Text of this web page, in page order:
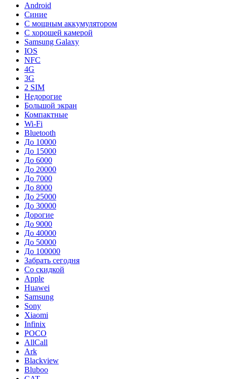
Android
Синие
С мощным аккумулятором
С хорошей камерой
Samsung Galaxy
IOS
NFC
4G
3G
2 SIM
Недорогие
Большой экран
Компактные
Wi-Fi
Bluetooth
До 10000
До 15000
До 6000
До 20000
До 7000
До 8000
До 25000
До 30000
Дорогие
До 9000
До 40000
До 50000
До 100000
Забрать сегодня
Со скидкой
Apple
Huawei
Samsung
Sony
Xiaomi
Infinix
POCO
AllCall
Ark
Blackview
Bluboo